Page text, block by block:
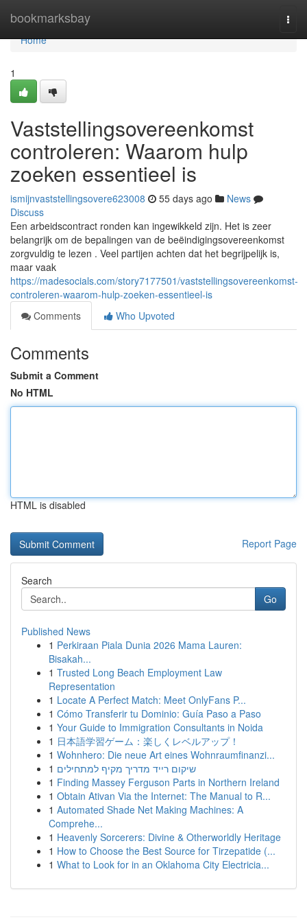
bookmarksbay
Home
Home
1
Vaststellingsovereenkomst
controleren: Waarom hulp
zoeken essentieel is
ismijnvaststellingsovere623008 55 days ago
News
Discuss
Een arbeidscontract ronden kan ingewikkeld zijn. Het is zeer
belangrijk om de bepalingen van de beëindigingsovereenkomst
zorgvuldig te lezen . Veel partijen achten dat het begrijpelijk is,
maar vaak
https://madesocials.com/story7177501/vaststellingsovereenkomst-
controleren-waarom-hulp-zoeken-essentieel-is
Comments
Who Upvoted
Comments
Submit a Comment
No HTML
HTML is disabled
Report Page
Search
Go
Published News
1 Perkiraan Piala Dunia 2026 Mama Lauren:
Bisakah...
1 Trusted Long Beach Employment Law
Representation
1 Locate A Perfect Match: Meet OnlyFans P...
1 Cómo Transferir tu Dominio: Guía Paso a Paso
1 Your Guide to Immigration Consultants in Noida
1 日本語学習ゲーム：楽しくレベルアップ！
1 Wohnhero: Die neue Art eines Wohnraumfinanzi...
1 שיקום רייד מדריך מקיף למתחילים
1 Finding Massey Ferguson Parts in Northern Ireland
1 Obtain Ativan Via the Internet: The Manual to R...
1 Automated Shade Net Making Machines: A
Comprehe...
1 Heavenly Sorcerers: Divine & Otherworldly Heritage
1 How to Choose the Best Source for Tirzepatide (...
1 What to Look for in an Oklahoma City Electricia...